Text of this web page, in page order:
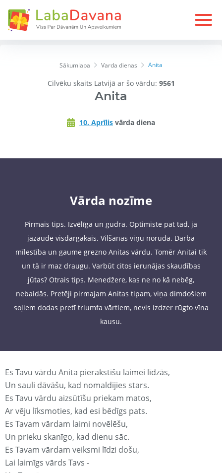
Sākumlapa Varda dienas Anita
Cilvēku skaits Latvijā ar šo vārdu: 9561
Anita
10. Aprīlis vārda diena
Vārda nozīme
Pirmais tips. Izvēlīga un gudra. Optimiste pat tad, ja
jāzaudē visdārgākais. Vilšanās viņu norūda. Darba
mīlestība un gaume grezno Anitas vārdu. Tomēr Anitai tik
un tā ir maz draugu. Varbūt citos ierunājas skaudības
jūtas? Otrais tips. Menedžere, kas ne no kā nebēg,
nebaidās. Pretēji pirmajam Anitas tipam, viņa dimdošiem
soļiem dodas pretī triumfa vārtiem, nevis izdzer rūgto vīna
kausu.
Es Tavu vārdu Anita pierakstīšu laimei līdzās,
Un sauli dāvāšu, kad nomaldījies stars.
Es Tavu vārdu aizsūtīšu priekam matos,
Ar vēju līksmoties, kad esi bēdīgs pats.
Es Tavam vārdam laimi novēlēšu,
Un prieku skanīgo, kad dienu sāc.
Es Tavam vārdam veiksmi līdzi došu,
Lai laimīgs vārds Tavs -